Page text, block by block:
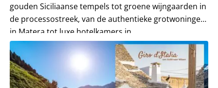
gouden Siciliaanse tempels tot groene wijngaarden in
de processostreek, van de authentieke grotwoningen
in Matera tot luxe hotelkamers in...
Lees meer over Giro d’Italia – Ciao tutti Puzzelboekje